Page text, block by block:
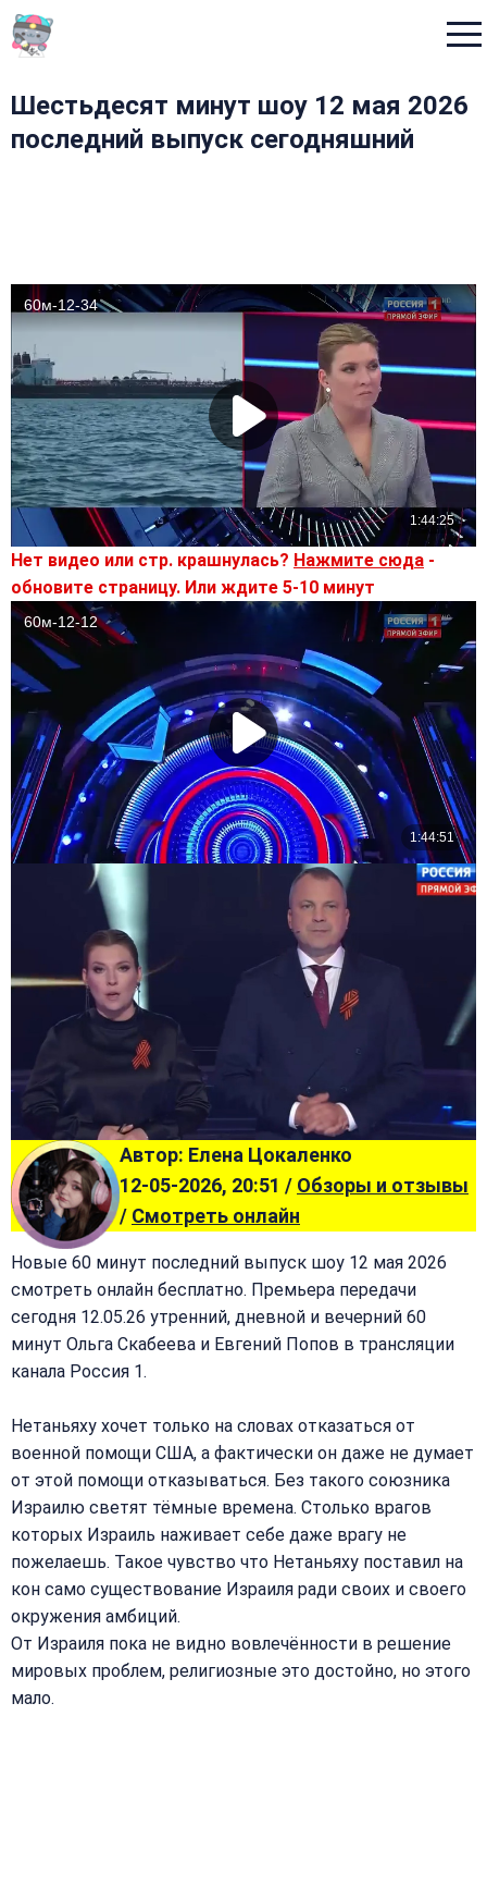
Шестьдесят минут шоу 12 мая 2026
последний выпуск сегодняшний
Нет видео или стр. крашнулась? Нажмите сюда -
обновите страницу. Или ждите 5-10 минут
Автор: Елена Цокаленко
12-05-2026, 20:51 / Обзоры и отзывы
/ Смотреть онлайн
Новые 60 минут последний выпуск шоу 12 мая 2026
смотреть онлайн бесплатно. Премьера передачи
сегодня 12.05.26 утренний, дневной и вечерний 60
минут Ольга Скабеева и Евгений Попов в трансляции
канала Россия 1.
Нетаньяху хочет только на словах отказаться от
военной помощи США, а фактически он даже не думает
от этой помощи отказываться. Без такого союзника
Израилю светят тёмные времена. Столько врагов
которых Израиль наживает себе даже врагу не
пожелаешь. Такое чувство что Нетаньяху поставил на
кон само существование Израиля ради своих и своего
окружения амбиций.
От Израиля пока не видно вовлечённости в решение
мировых проблем, религиозные это достойно, но этого
мало.